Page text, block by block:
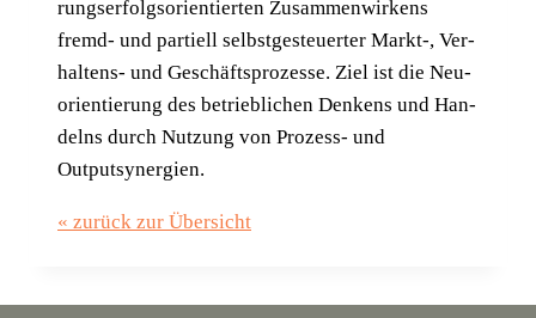
rungs­er­folgs­ori­en­tier­ten Zusam­men­wir­kens
fremd- und par­ti­ell selbst­ge­steu­er­ter Markt‑, Ver­
hal­tens- und Geschäfts­pro­zes­se. Ziel ist die Neu­
ori­en­tie­rung des betrieb­li­chen Den­kens und Han­
delns durch Nut­zung von Pro­zess- und
Outputsynergien.
« zurück zur Übersicht